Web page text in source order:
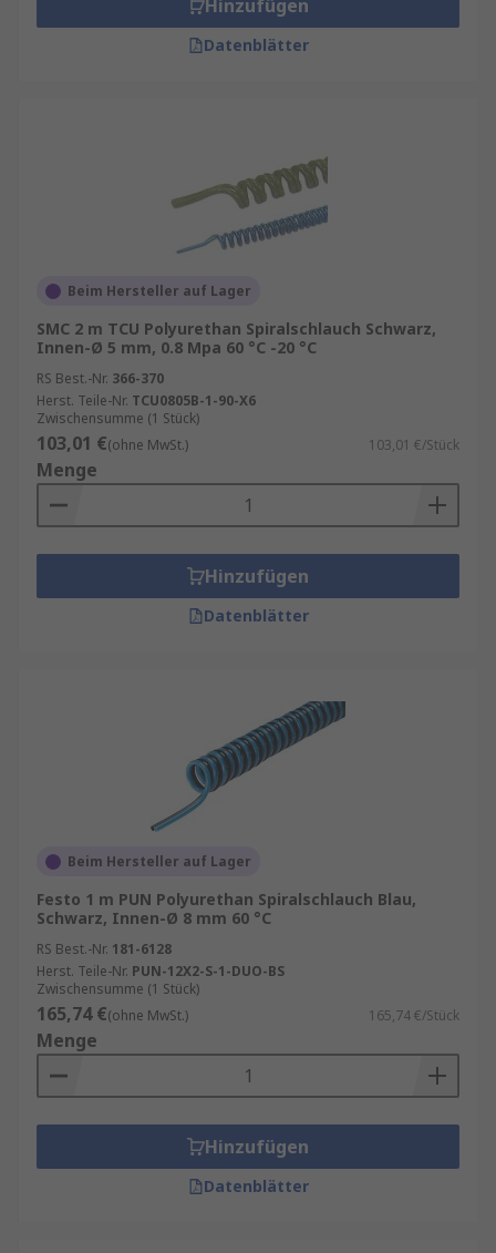
Hinzufügen
Datenblätter
Beim Hersteller auf Lager
SMC 2 m TCU Polyurethan Spiralschlauch Schwarz,
Innen-Ø 5 mm, 0.8 Mpa 60 °C -20 °C
RS Best.-Nr. 366-370
Herst. Teile-Nr. TCU0805B-1-90-X6
Zwischensumme (1 Stück)
103,01 €(ohne MwSt.) 103,01 €/Stück
Menge
Hinzufügen
Datenblätter
Beim Hersteller auf Lager
Festo 1 m PUN Polyurethan Spiralschlauch Blau,
Schwarz, Innen-Ø 8 mm 60 °C
RS Best.-Nr. 181-6128
Herst. Teile-Nr. PUN-12X2-S-1-DUO-BS
Zwischensumme (1 Stück)
165,74 €(ohne MwSt.) 165,74 €/Stück
Menge
Hinzufügen
Datenblätter